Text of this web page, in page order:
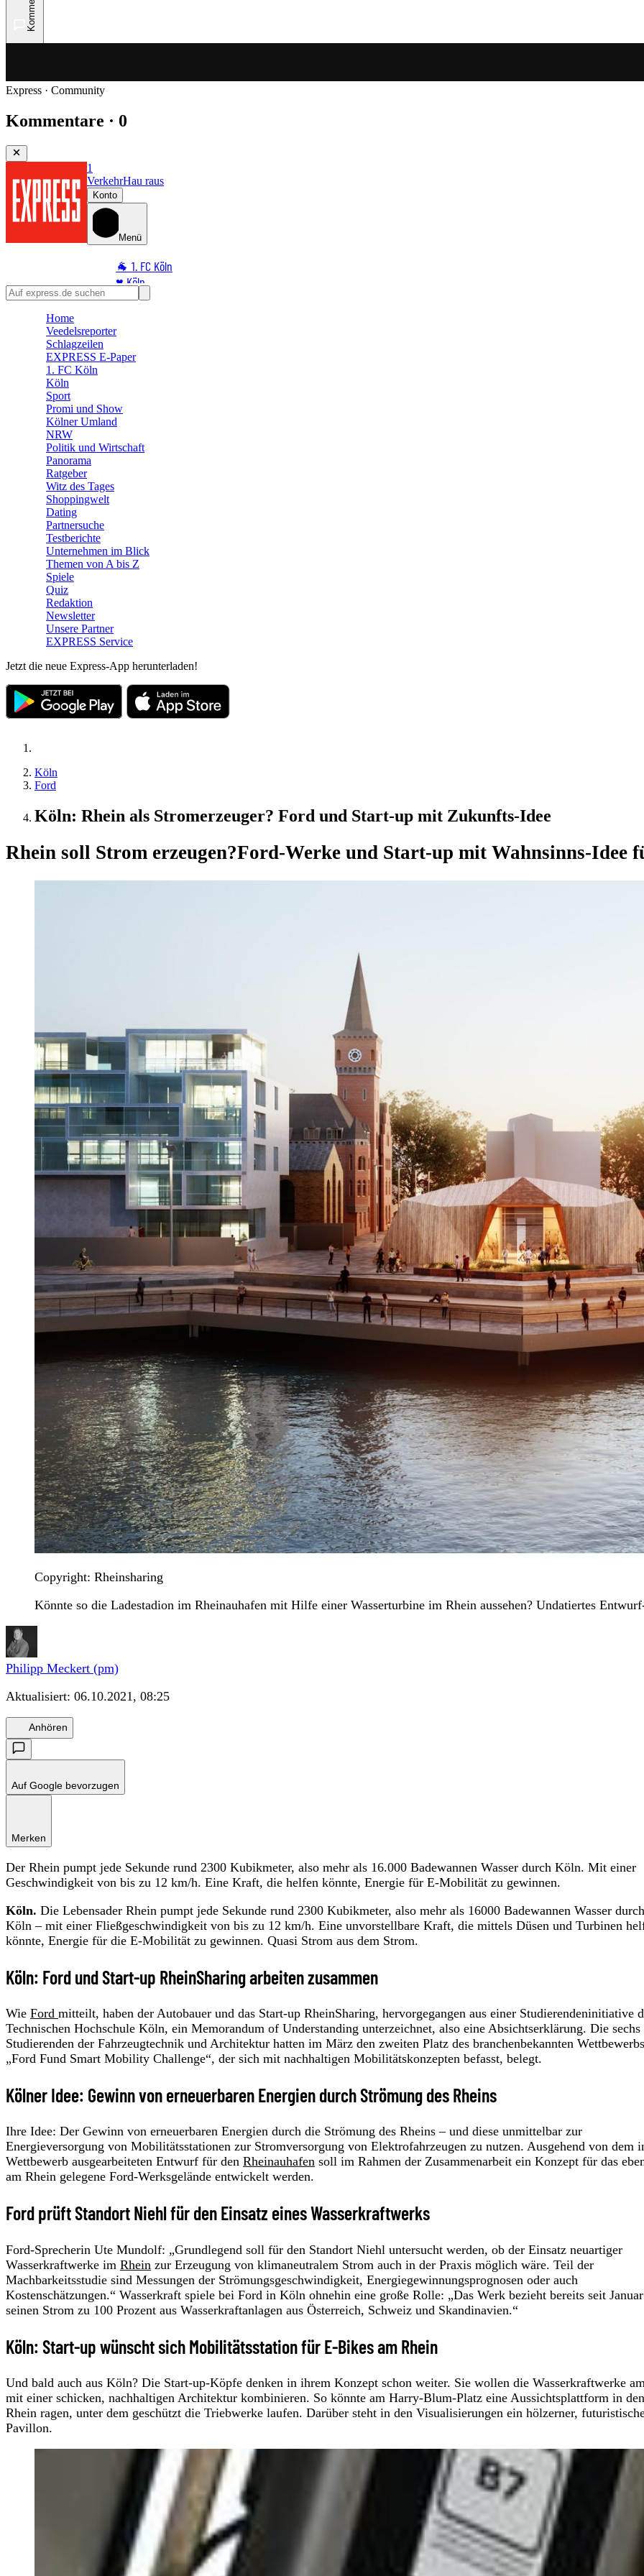
Express · Community
Kommentare · 0
1
VerkehrHau raus
Konto
Menü
🐐 1. FC Köln
♥️ Köln
⭐ Promi
🛒 Shoppingwelt
🧩 Spiele
Home
Veedelsreporter
Schlagzeilen
EXPRESS E-Paper
1. FC Köln
Köln
Sport
Promi und Show
Kölner Umland
NRW
Politik und Wirtschaft
Panorama
Ratgeber
Witz des Tages
Shoppingwelt
Dating
Partnersuche
Testberichte
Unternehmen im Blick
Themen von A bis Z
Spiele
Quiz
Redaktion
Newsletter
Unsere Partner
EXPRESS Service
Jetzt die neue Express-App herunterladen!
Köln
Ford
Köln: Rhein als Stromerzeuger? Ford und Start-up mit Zukunfts-Idee
Rhein soll Strom erzeugen?Ford-Werke und Start-up mit Wahnsinns-Idee
Copyright: Rheinsharing
Könnte so die Ladestadion im Rheinauhafen mit Hilfe einer Wasserturbine im Rhein aussehen? Undatiertes
Philipp Meckert (pm)
Aktualisiert: 06.10.2021, 08:25
Anhören
Auf Google bevorzugen
Merken
Der Rhein pumpt jede Sekunde rund 2300 Kubikmeter, also mehr als 16.000 Badewannen Wasser durch Köln. Mit einer
Geschwindigkeit von bis zu 12 km/h. Eine Kraft, die helfen könnte, Energie für E-Mobilität zu gewinnen.
Köln. Die Lebensader Rhein pumpt jede Sekunde rund 2300 Kubikmeter, also mehr als 16000 Badewannen Wasser durch
Köln – mit einer Fließgeschwindigkeit von bis zu 12 km/h. Eine unvorstellbare Kraft, die mittels Düsen und Turbinen
könnte, Energie für die E-Mobilität zu gewinnen. Quasi Strom aus dem Strom.
Köln: Ford und Start-up RheinSharing arbeiten zusammen
Wie Ford mitteilt, haben der Autobauer und das Start-up RheinSharing, hervorgegangen aus einer Studierendeninitiative
Technischen Hochschule Köln, ein Memorandum of Understanding unterzeichnet, also eine Absichtserklärung. Die sechs
Studierenden der Fahrzeugtechnik und Architektur hatten im März den zweiten Platz des branchenbekannten Wettbewerbs
„Ford Fund Smart Mobility Challenge“, der sich mit nachhaltigen Mobilitätskonzepten befasst, belegt.
Kölner Idee: Gewinn von erneuerbaren Energien durch Strömung des Rheins
Ihre Idee: Der Gewinn von erneuerbaren Energien durch die Strömung des Rheins – und diese unmittelbar zur
Energieversorgung von Mobilitätsstationen zur Stromversorgung von Elektrofahrzeugen zu nutzen. Ausgehend von dem
Wettbewerb ausgearbeiteten Entwurf für den Rheinauhafen soll im Rahmen der Zusammenarbeit ein Konzept für das
am Rhein gelegene Ford-Werksgelände entwickelt werden.
Ford prüft Standort Niehl für den Einsatz eines Wasserkraftwerks
Ford-Sprecherin Ute Mundolf: „Grundlegend soll für den Standort Niehl untersucht werden, ob der Einsatz neuartiger
Wasserkraftwerke im Rhein zur Erzeugung von klimaneutralem Strom auch in der Praxis möglich wäre. Teil der
Machbarkeitsstudie sind Messungen der Strömungsgeschwindigkeit, Energiegewinnungsprognosen oder auch
Kostenschätzungen.“ Wasserkraft spiele bei Ford in Köln ohnehin eine große Rolle: „Das Werk bezieht bereits seit
seinen Strom zu 100 Prozent aus Wasserkraftanlagen aus Österreich, Schweiz und Skandinavien.“
Köln: Start-up wünscht sich Mobilitätsstation für E-Bikes am Rhein
Und bald auch aus Köln? Die Start-up-Köpfe denken in ihrem Konzept schon weiter. Sie wollen die Wasserkraftwerke
mit einer schicken, nachhaltigen Architektur kombinieren. So könnte am Harry-Blum-Platz eine Aussichtsplattform in den
Rhein ragen, unter dem geschützt die Triebwerke laufen. Darüber steht in den Visualisierungen ein hölzerner,
Pavillon.